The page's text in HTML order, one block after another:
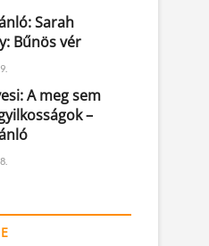
Sarah
Bűnös vér
A meg sem
–